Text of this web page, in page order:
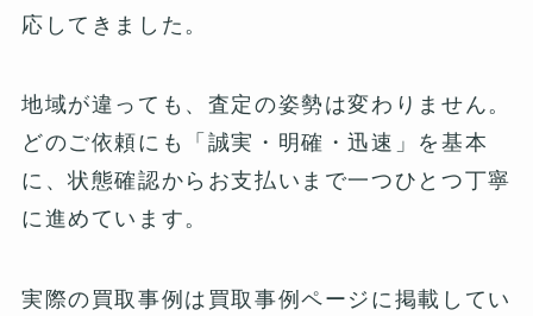
応してきました。
地域が違っても、査定の姿勢は変わりません。
どのご依頼にも「誠実・明確・迅速」を基本
に、状態確認からお支払いまで一つひとつ丁寧
に進めています。
実際の買取事例は買取事例ページに掲載してい